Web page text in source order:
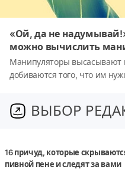
«Ой, да не
можно вычислить
Манипуляторы высасывают
добиваются того, что им
манипулятора. Если вы
вам нужно насторожиться
ВЫБОР
16 причуд, которые
пивной пене и следят за вами